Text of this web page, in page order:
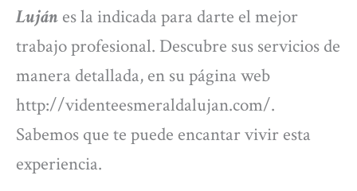
Luján es la indicada para darte el mejor
trabajo profesional. Descubre sus servicios de
manera detallada, en su página web
http://videnteesmeraldalujan.com/.
Sabemos que te puede encantar vivir esta
experiencia.